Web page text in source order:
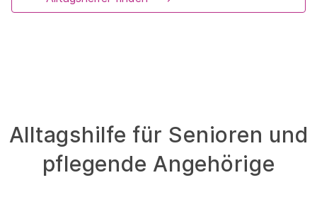
Alltagshilfe für Senioren und
pflegende Angehörige